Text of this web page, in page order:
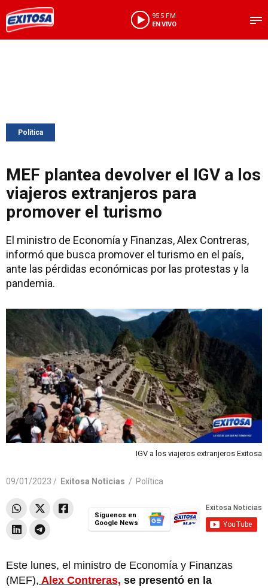
95.5 FM
EN VIVO
Política
MEF plantea devolver el IGV a los
viajeros extranjeros para
promover el turismo
El ministro de Economía y Finanzas, Alex Contreras,
informó que busca promover el turismo en el país,
ante las pérdidas económicas por las protestas y la
pandemia.
IGV a los viajeros extranjeros Exitosa
09/01/2023 / Exitosa Noticias / Política
Síguenos en
Google News
Este lunes, el ministro de Economía y Finanzas
(MEF), Alex Contreras, se presentó en la